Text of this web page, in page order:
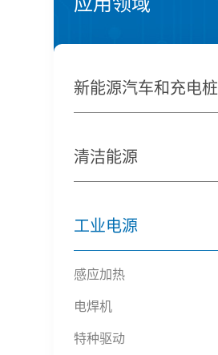
新能源汽车和充电桩
清洁能源
工业电源
感应加热
电焊机
特种驱动